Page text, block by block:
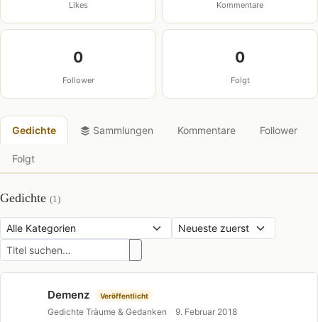
Likes Kommentare
0
Follower
0
Folgt
Gedichte Sammlungen Kommentare Follower
Folgt
Gedichte (1)
Demenz Veröffentlicht
Gedichte Träume & Gedanken 9. Februar 2018